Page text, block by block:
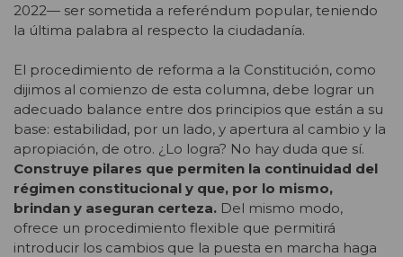
2022— ser sometida a referéndum popular, teniendo
la última palabra al respecto la ciudadanía.
El procedimiento de reforma a la Constitución, como
dijimos al comienzo de esta columna, debe lograr un
adecuado balance entre dos principios que están a su
base: estabilidad, por un lado, y apertura al cambio y la
apropiación, de otro. ¿Lo logra? No hay duda que sí.
Construye pilares que permiten la continuidad del
régimen constitucional y que, por lo mismo,
brindan y aseguran certeza. Del mismo modo,
ofrece un procedimiento flexible que permitirá
introducir los cambios que la puesta en marcha haga